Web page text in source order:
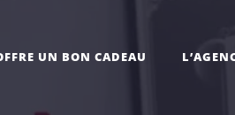
UN BON CADEAU